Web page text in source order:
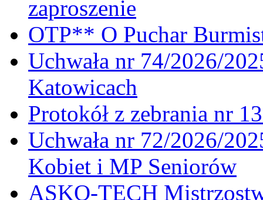
zaproszenie
OTP** O Puchar
Uchwała nr 74/2026/
Katowicach
Protokół z zebrania nr
Uchwała nr 72/2026/
Kobiet i MP Seniorów
ASKO-TECH